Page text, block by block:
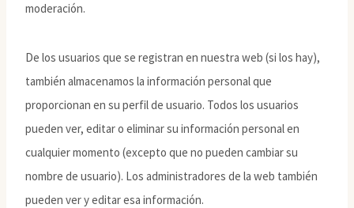
moderación.
De los usuarios que se registran en nuestra web (si los hay),
también almacenamos la información personal que
proporcionan en su perfil de usuario. Todos los usuarios
pueden ver, editar o eliminar su información personal en
cualquier momento (excepto que no pueden cambiar su
nombre de usuario). Los administradores de la web también
pueden ver y editar esa información.